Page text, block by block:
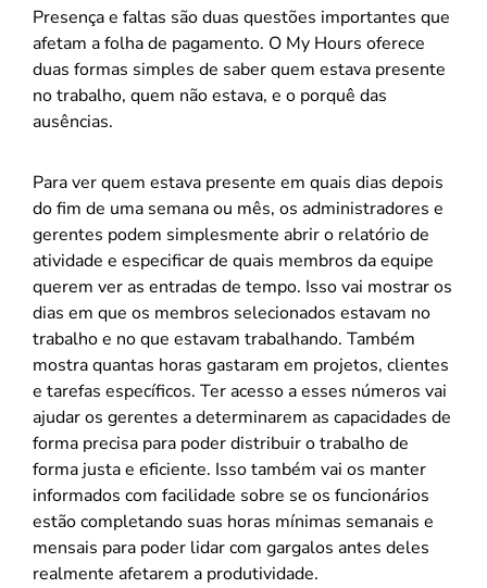
Presença e faltas são duas questões importantes que
afetam a folha de pagamento. O My Hours oferece
duas formas simples de saber quem estava presente
no trabalho, quem não estava, e o porquê das
ausências.
Para ver quem estava presente em quais dias depois
do fim de uma semana ou mês, os administradores e
gerentes podem simplesmente abrir o relatório de
atividade e especificar de quais membros da equipe
querem ver as entradas de tempo. Isso vai mostrar os
dias em que os membros selecionados estavam no
trabalho e no que estavam trabalhando. Também
mostra quantas horas gastaram em projetos, clientes
e tarefas específicos. Ter acesso a esses números vai
ajudar os gerentes a determinarem as capacidades de
forma precisa para poder distribuir o trabalho de
forma justa e eficiente. Isso também vai os manter
informados com facilidade sobre se os funcionários
estão completando suas horas mínimas semanais e
mensais para poder lidar com gargalos antes deles
realmente afetarem a produtividade.